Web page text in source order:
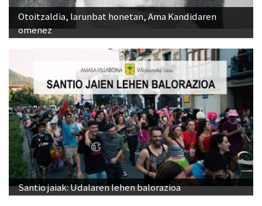
Otoitzaldia, larunbat honetan, Ama Kandidaren
omenez
Santio jaiak: Udalaren lehen balorazioa